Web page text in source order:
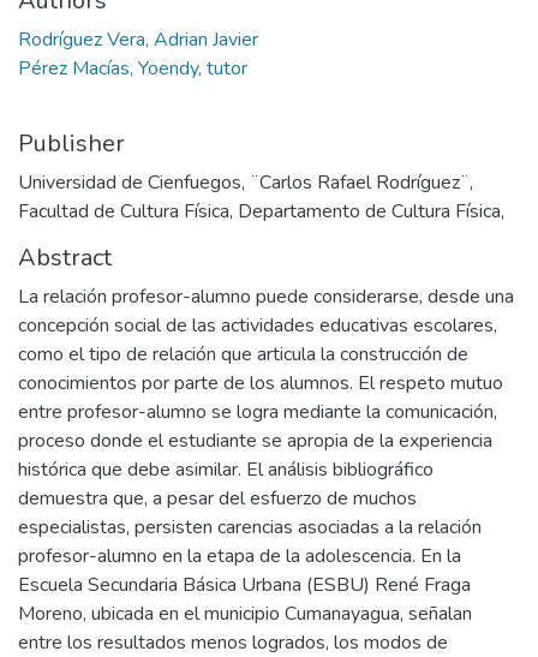
Rodríguez Vera, Adrian Javier
Pérez Macías, Yoendy, tutor
Publisher
Universidad de Cienfuegos, ¨Carlos Rafael Rodríguez¨,
Facultad de Cultura Física, Departamento de Cultura Física,
Abstract
La relación profesor-alumno puede considerarse, desde una
concepción social de las actividades educativas escolares,
como el tipo de relación que articula la construcción de
conocimientos por parte de los alumnos. El respeto mutuo
entre profesor-alumno se logra mediante la comunicación,
proceso donde el estudiante se apropia de la experiencia
histórica que debe asimilar. El análisis bibliográfico
demuestra que, a pesar del esfuerzo de muchos
especialistas, persisten carencias asociadas a la relación
profesor-alumno en la etapa de la adolescencia. En la
Escuela Secundaria Básica Urbana (ESBU) René Fraga
Moreno, ubicada en el municipio Cumanayagua, señalan
entre los resultados menos logrados, los modos de